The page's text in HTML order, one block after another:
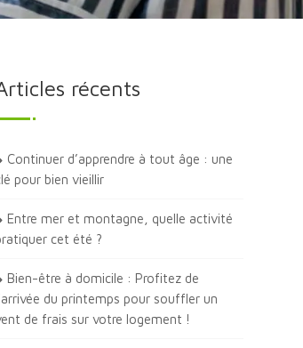
récents
Continuer d’apprendre à tout âge : une
pour bien vieillir
Entre mer et montagne, quelle activité
cet été ?
Bien-être à domicile : Profitez de
du printemps pour souffler un
de frais sur votre logement !